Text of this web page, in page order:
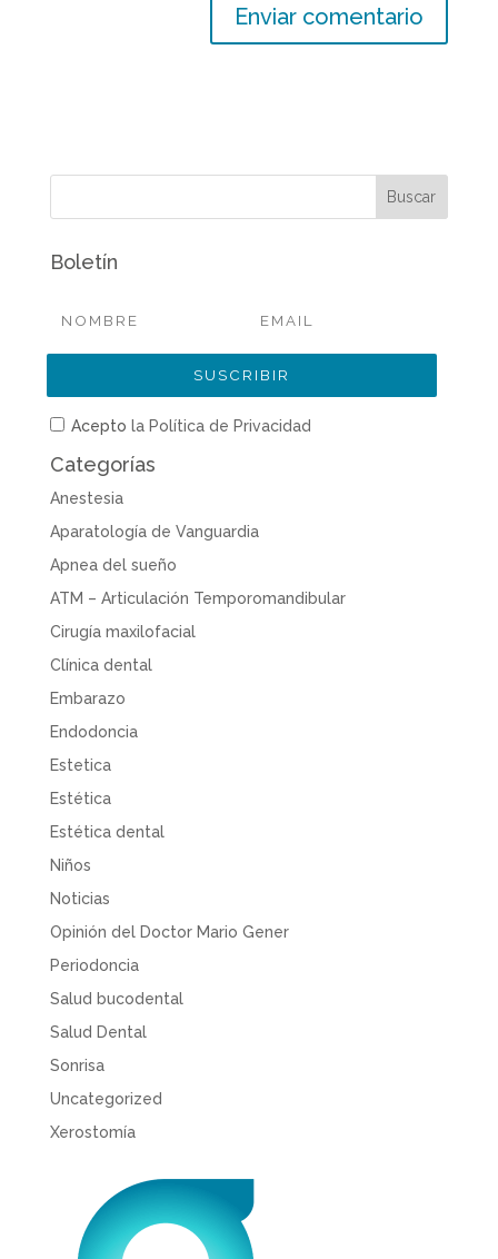
Boletín
Acepto la Política de Privacidad
Categorías
Anestesia
Aparatología de Vanguardia
Apnea del sueño
ATM – Articulación Temporomandibular
Cirugía maxilofacial
Clínica dental
Embarazo
Endodoncia
Estetica
Estética
Estética dental
Niños
Noticias
Opinión del Doctor Mario Gener
Periodoncia
Salud bucodental
Salud Dental
Sonrisa
Uncategorized
Xerostomía